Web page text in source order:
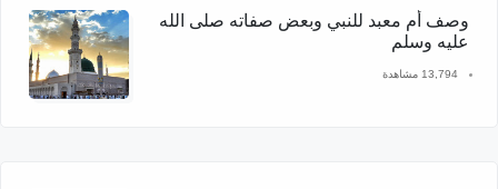
وصف أم معبد للنبي وبعض صفاته صلى الله
عليه وسلم
13,794 مشاهدة